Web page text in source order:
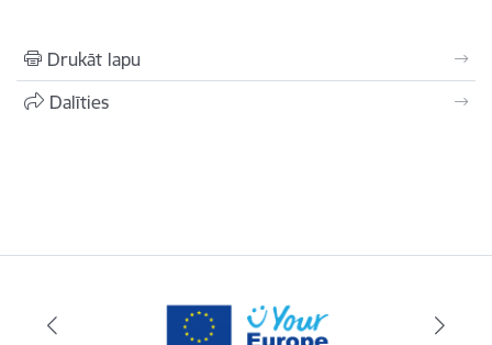
Drukāt lapu
Dalīties